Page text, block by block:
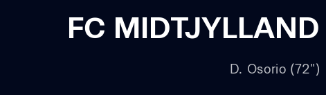
FC MIDTJYLLAND
D. Osorio (72")